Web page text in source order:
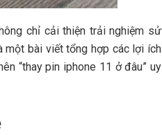
chỉ cải thiện trải nghiệm sử
một bài viết tổng hợp các lợi ích
“thay pin iphone 11 ở đâu” uy